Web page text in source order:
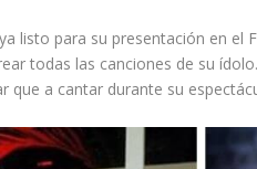
listo para su presentación en el
todas las canciones de su
que a cantar durante su